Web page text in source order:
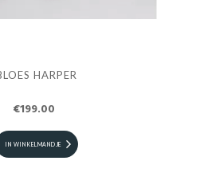
HARPER
€199.00
IN WINKELMANDJE